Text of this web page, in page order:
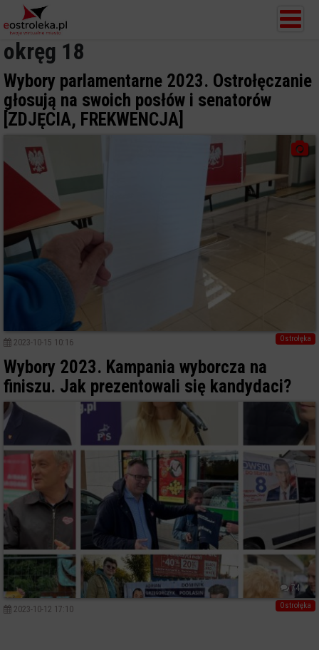
okręg 18
Wybory parlamentarne 2023. Ostrołęczanie
głosują na swoich posłów i senatorów
[ZDJĘCIA, FREKWENCJA]
Ostrołęka
2023-10-15 10:16
Wybory 2023. Kampania wyborcza na
finiszu. Jak prezentowali się kandydaci?
74
Ostrołęka
2023-10-12 17:10